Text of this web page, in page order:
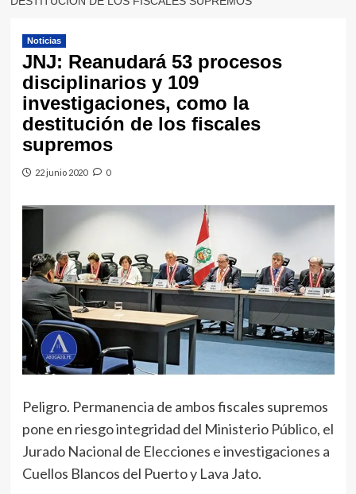
Noticias
JNJ: Reanudará 53 procesos
disciplinarios y 109
investigaciones, como la
destitución de los fiscales
supremos
22 junio 2020 0
Peligro. Permanencia de ambos fiscales supremos
pone en riesgo integridad del Ministerio Público, el
Jurado Nacional de Elecciones e investigaciones a
Cuellos Blancos del Puerto y Lava Jato.